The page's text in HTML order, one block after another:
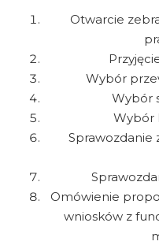
Otwarcie
Wybór
Wybór
Wybór
Sprawozdanie
Omówienie
wniosków z